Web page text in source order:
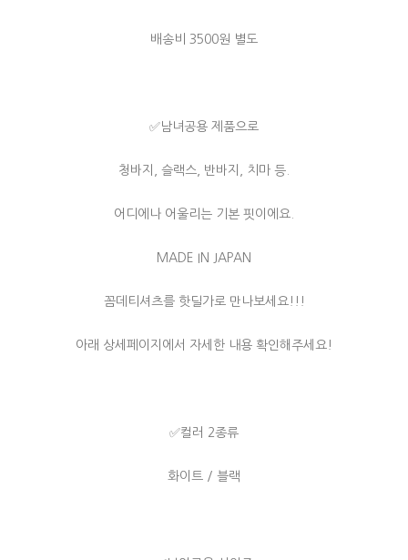
배송비 3500원 별도
✅남녀공용 제품으로
청바지, 슬랙스, 반바지, 치마 등.
어디에나 어울리는 기본 핏이에요.
MADE IN JAPAN
꼼데티셔츠를 핫딜가로 만나보세요!!!
아래 상세페이지에서 자세한 내용 확인해주세요!
✅컬러 2종류
화이트 / 블랙